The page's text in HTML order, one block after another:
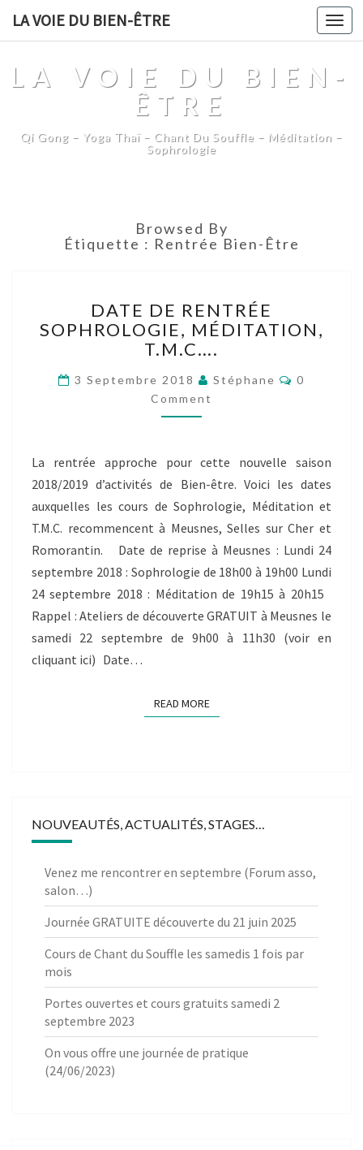
LA VOIE DU BIEN-ÊTRE
LA VOIE DU BIEN-
ÊTRE
Qi Gong – Yoga Thaï – Chant Du Souffle – Méditation –
Sophrologie
Browsed By
Étiquette : Rentrée Bien-Être
DE
RENTRÉE
SOPHROLOGIE,
T.M.C….
DATE DE RENTRÉE
SOPHROLOGIE, MÉDITATION,
T.M.C….
3 Septembre 2018 Stéphane Comments
0
Comment
La rentrée approche pour cette nouvelle saison
2018/2019 d’activités de Bien-être. Voici les dates
auxquelles les cours de Sophrologie, Méditation et
T.M.C. recommencent à Meusnes, Selles sur Cher et
Romorantin. Date de reprise à Meusnes : Lundi 24
septembre 2018 : Sophrologie de 18h00 à 19h00 Lundi
24 septembre 2018 : Méditation de 19h15 à 20h15
Rappel : Ateliers de découverte GRATUIT à Meusnes le
samedi 22 septembre de 9h00 à 11h30 (voir en
cliquant ici) Date…
READ MOREREAD MORE
NOUVEAUTÉS, ACTUALITÉS, STAGES…
Venez me rencontrer en septembre (Forum asso,
salon…)
Journée GRATUITE découverte du 21 juin 2025
Cours de Chant du Souffle les samedis 1 fois par
mois
Portes ouvertes et cours gratuits samedi 2
septembre 2023
On vous offre une journée de pratique
(24/06/2023)